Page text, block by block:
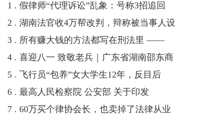
1 . 假律师“代理诉讼”乱象：号称3招追回
2 . 湖南法官收4万帮改判，辩称被当事人设
3 . 所有赚大钱的方法都写在刑法里 ——
4 . 喜迎八一 致敬老兵｜广东省湖南邵东商
5 . 飞行员“包养”女大学生12年，反目后
6 . 最高人民检察院 公安部 关于印发
7 . 60万买个律协会长，也卖掉了法律从业